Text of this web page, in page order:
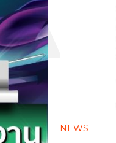
NEWS